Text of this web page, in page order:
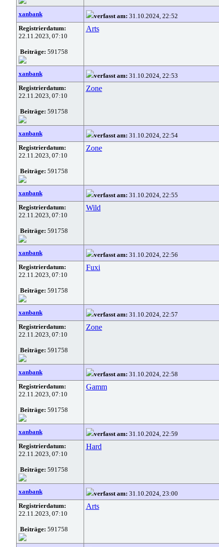
xanbank verfasst am: 31.10.2024, 22:52
Registrierdatum:
22.11.2023, 07:10
Beiträge: 591758
Arts
xanbank verfasst am: 31.10.2024, 22:53
Registrierdatum:
22.11.2023, 07:10
Beiträge: 591758
Zone
xanbank verfasst am: 31.10.2024, 22:54
Registrierdatum:
22.11.2023, 07:10
Beiträge: 591758
Zone
xanbank verfasst am: 31.10.2024, 22:55
Registrierdatum:
22.11.2023, 07:10
Beiträge: 591758
Wild
xanbank verfasst am: 31.10.2024, 22:56
Registrierdatum:
22.11.2023, 07:10
Beiträge: 591758
Fuxi
xanbank verfasst am: 31.10.2024, 22:57
Registrierdatum:
22.11.2023, 07:10
Beiträge: 591758
Zone
xanbank verfasst am: 31.10.2024, 22:58
Registrierdatum:
22.11.2023, 07:10
Beiträge: 591758
Gamm
xanbank verfasst am: 31.10.2024, 22:59
Registrierdatum:
22.11.2023, 07:10
Beiträge: 591758
Hard
xanbank verfasst am: 31.10.2024, 23:00
Registrierdatum:
22.11.2023, 07:10
Beiträge: 591758
Arts